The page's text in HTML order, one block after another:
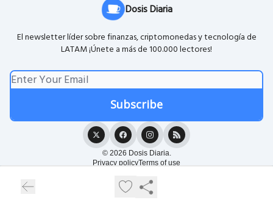
Dosis Diaria
El newsletter líder sobre finanzas, criptomonedas y tecnología de
LATAM ¡Únete a más de 100.000 lectores!
© 2026 Dosis Diaria.
Privacy policyTerms of use
Powered by beehiiv